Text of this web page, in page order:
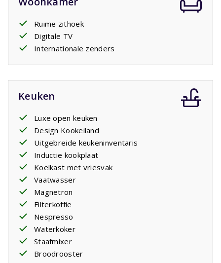
Ruime zithoek
Digitale TV
Internationale zenders
Keuken
Luxe open keuken
Design Kookeiland
Uitgebreide keukeninventaris
Inductie kookplaat
Koelkast met vriesvak
Vaatwasser
Magnetron
Filterkoffie
Nespresso
Waterkoker
Staafmixer
Broodrooster